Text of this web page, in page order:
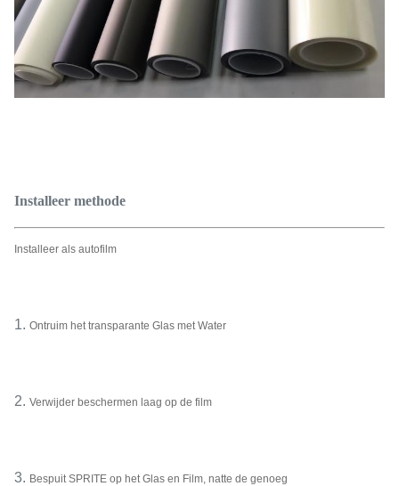
Installeer methode
Installeer als autofilm
1. Ontruim het transparante Glas met Water
2. Verwijder beschermen laag op de film
3. Bespuit SPRITE op het Glas en Film, natte de genoeg